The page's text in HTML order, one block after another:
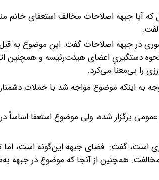
آیا جبهه اصلاحات مخالف استعفای خانم
در جبهه اصلاحات گفت: این موضوع به
دستگیریِ اعضای هیئت‌رئیسه و همچنین
را بی‌معنا می‌کرد.
به اینکه موضوع مواجه شد با حملات دشمنان
برگزار شده، ولی موضوع استعفا اساساً
است، گفت: فضای جبهه این‌گونه است، اما
همچنین از آنجا که موضوع در جبهه